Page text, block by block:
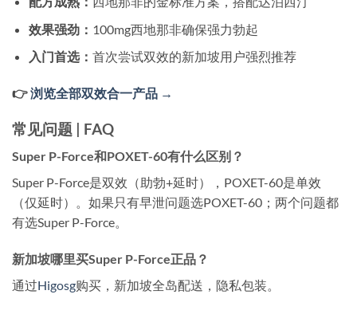
效果强劲： 100mg西地那非确保强力勃起
入门首选： 首次尝试双效的新加坡用户强烈推荐
👉浏览全部双效合一产品 →
常见问题 | FAQ
Super P-Force和POXET-60有什么区别？
Super P-Force是双效（助勃+延时），POXET-60是单效
（仅延时）。如果只有早泄问题选POXET-60；两个问题都
有选Super P-Force。
新加坡哪里买Super P-Force正品？
通过Higosg购买，新加坡全岛配送，隐私包装。